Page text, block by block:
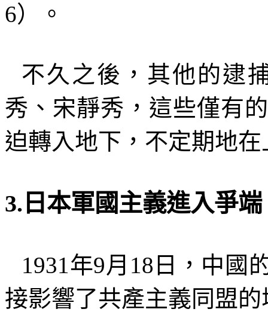
6）。
不久之後，其他的逮
秀、宋靜秀，這些僅有
迫轉入地下，不定期地
3. 日本軍國主義進入爭端
1931 年9月 18 日，中國
接影響了共產主義同盟